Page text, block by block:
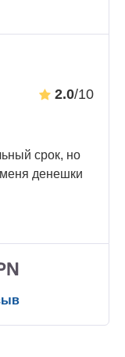
2.0/10
срок, но
меня денешки